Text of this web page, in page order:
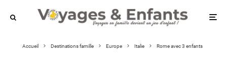
Accueil Destinations famille Europe Italie Rome avec 3 enfants